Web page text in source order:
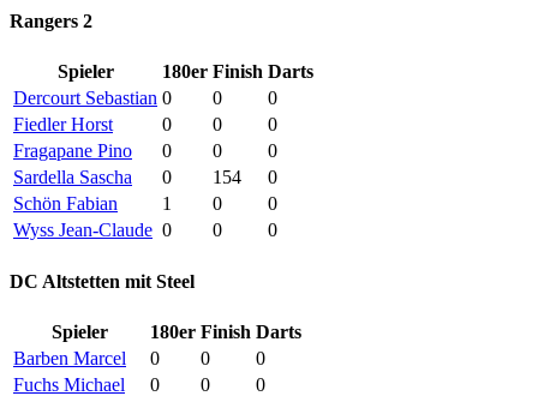
Rangers 2
Spieler 180er Finish Darts
Dercourt Sebastian 0 0
0
Fiedler Horst
0 0
0
Fragapane Pino
0 0
0
Sardella Sascha
0 154
0
Schön Fabian
1 0
0
Wyss Jean-Claude 0 0 0
DC Altstetten mit Steel
Spieler 180er Finish Darts
Barben Marcel
0 0
0
Fuchs Michael
0 0
0